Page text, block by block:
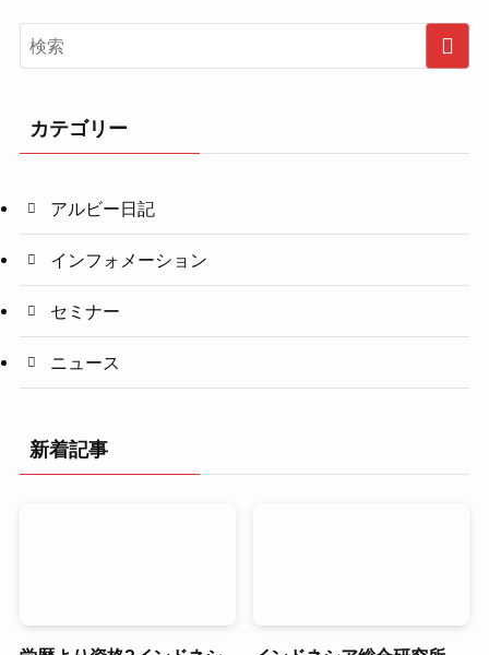
カテゴリー
アルビー日記
インフォメーション
セミナー
ニュース
新着記事